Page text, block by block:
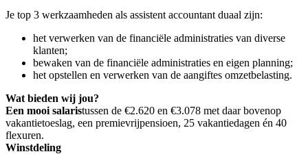
Je top 3 werkzaamheden als assistent accountant duaal zijn:
het verwerken van de financiële administraties van diverse
klanten;
bewaken van de financiële administraties en eigen planning;
het opstellen en verwerken van de aangiftes omzetbelasting.
Wat bieden wij jou?
Een mooi salaristussen de €2.620 en €3.078 met daar bovenop
vakantietoeslag, een premievrijpensioen, 25 vakantiedagen én 40
flexuren.
Winstdeling